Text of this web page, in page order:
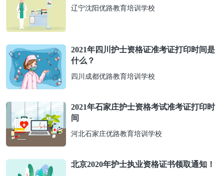
辽宁沈阳优路教育培训学校
2021年四川护士资格证准考证打印时间是
什么？
四川成都优路教育培训学校
2021年石家庄护士资格考试准考证打印时
间
河北石家庄优路教育培训学校
北京2020年护士执业资格证书领取通知！